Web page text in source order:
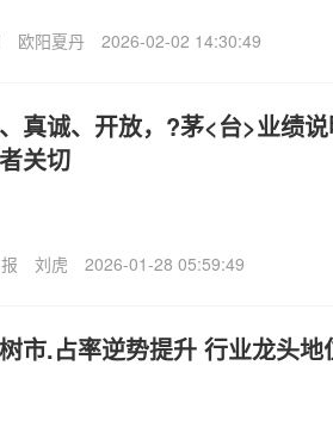
欧阳夏丹 2026-02-02 14:30:49
真诚、开放，?茅<台>业绩
关切
刘虎 2026-01-28 05:59:49
市.占率逆势提升 行业龙头地